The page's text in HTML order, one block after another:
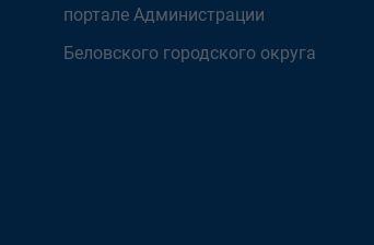
портале Администрации
Беловского городского округа